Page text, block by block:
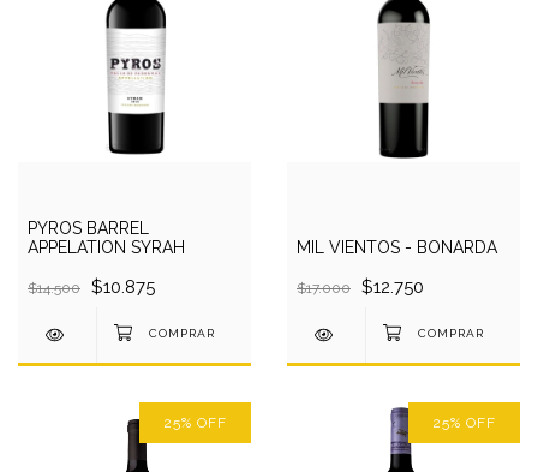
PYROS BARREL
APPELATION SYRAH
$14.500 $10.875
MIL VIENTOS - BONARDA
$17.000 $12.750
25% OFF 25% OFF